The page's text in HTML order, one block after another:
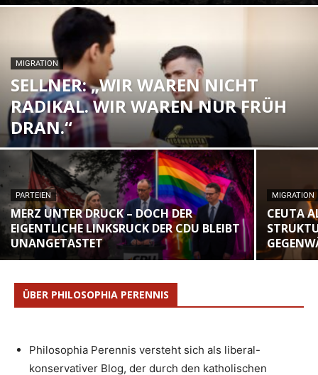
MIGRATION
SELLNER: „WIR WAREN NICHT
RADIKAL. WIR WAREN NUR FRÜH
DRAN.“
PARTEIEN
MERZ UNTER DRUCK – DOCH DER
EIGENTLICHE LINKSRUCK DER CDU BLEIBT
UNANGETASTET
MIGRATION
CEUTA
ÜBER PHILOSOPHIA PERENNIS
Philosophia Perennis versteht sich als liberal-
konservativer Blog, der durch den katholischen